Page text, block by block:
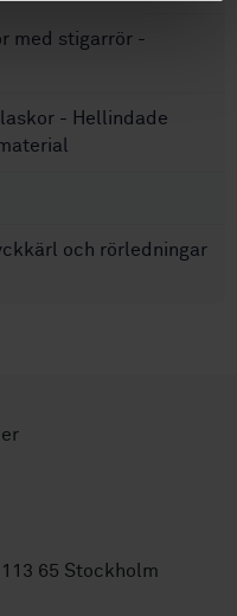
med stigarrör -
- Hellindade
och rörledningar
65 Stockholm